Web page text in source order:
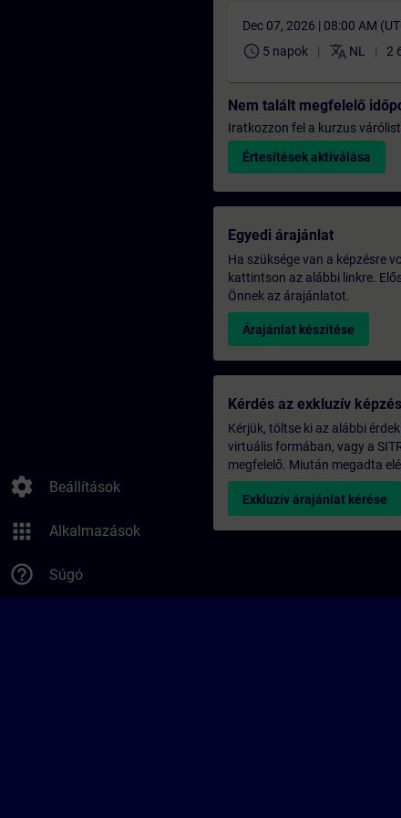
settings Beállítások
apps Alkalmazások
help_outline Súgó
Dec 07, 2026 | 08:00 AM
schedule 5 napok translate NL 2
Nem talált megfelelő
Iratkozzon fel a kurzus
Értesítések aktiválása
Egyedi árajánlat
Ha szüksége van a képzésre
kattintson az alábbi linkre.
Önnek az árajánlatot.
Árajánlat készítése
Kérdés az exkluzív
Kérjük, töltse ki az alábbi
virtuális formában, vagy a
megfelelő. Miután megadta
Exkluzív árajánlat kérése